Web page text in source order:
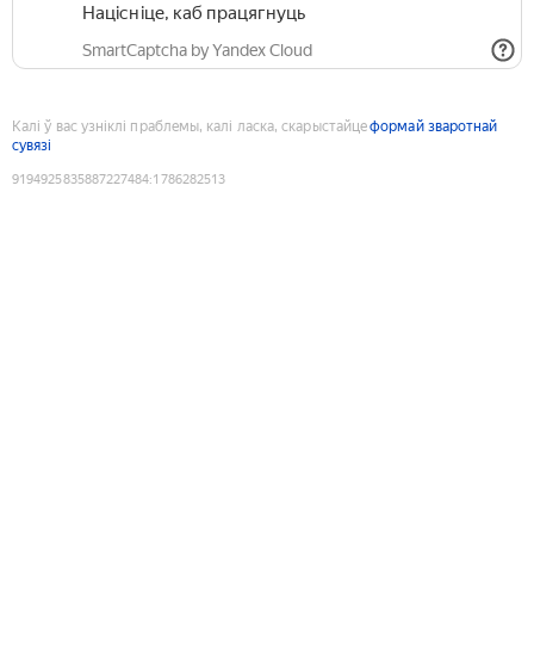
Націсніце, каб працягнуць
SmartCaptcha by Yandex Cloud
Калі ў вас узніклі праблемы, калі ласка, скарыстайцеформай зваротнай
сувязі
9194925835887227484:1786282513